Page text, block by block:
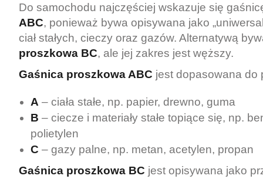
Do samochodu najczęściej wskazuje się
ABC, ponieważ bywa opisywana jako
ciał stałych, cieczy oraz gazów. Alternatywą
proszkowa BC, ale jej zakres jest węższy.
Gaśnica proszkowa ABC jest dopasowana do
A – ciała stałe, np. papier, drewno, guma
B – ciecze i materiały stałe topiące się, np.
polietylen
C – gazy palne, np. metan, acetylen, propan
Gaśnica proszkowa BC jest opisywana jako